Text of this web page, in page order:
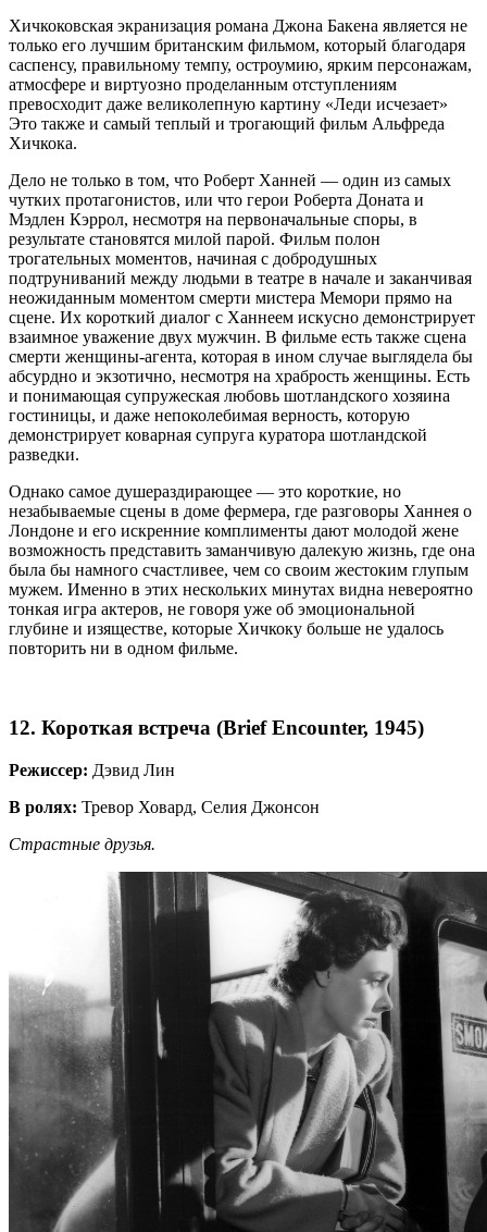
Хичкоковская экранизация романа Джона Бакена является не
только его лучшим британским фильмом, который благодаря
саспенсу, правильному темпу, остроумию, ярким персонажам,
атмосфере и виртуозно проделанным отступлениям
превосходит даже великолепную картину «Леди исчезает»
Это также и самый теплый и трогающий фильм Альфреда
Хичкока.
Дело не только в том, что Роберт Ханней — один из самых
чутких протагонистов, или что герои Роберта Доната и
Мэдлен Кэррол, несмотря на первоначальные споры, в
результате становятся милой парой. Фильм полон
трогательных моментов, начиная с добродушных
подтруниваний между людьми в театре в начале и заканчивая
неожиданным моментом смерти мистера Мемори прямо на
сцене. Их короткий диалог с Ханнеем искусно демонстрирует
взаимное уважение двух мужчин. В фильме есть также сцена
смерти женщины-агента, которая в ином случае выглядела бы
абсурдно и экзотично, несмотря на храбрость женщины. Есть
и понимающая супружеская любовь шотландского хозяина
гостиницы, и даже непоколебимая верность, которую
демонстрирует коварная супруга куратора шотландской
разведки.
Однако самое душераздирающее — это короткие, но
незабываемые сцены в доме фермера, где разговоры Ханнея о
Лондоне и его искренние комплименты дают молодой жене
возможность представить заманчивую далекую жизнь, где она
была бы намного счастливее, чем со своим жестоким глупым
мужем. Именно в этих нескольких минутах видна невероятно
тонкая игра актеров, не говоря уже об эмоциональной
глубине и изяществе, которые Хичкоку больше не удалось
повторить ни в одном фильме.
12. Короткая встреча (Brief Encounter, 1945)
Режиссер: Дэвид Лин
В ролях: Тревор Ховард, Селия Джонсон
Страстные друзья.